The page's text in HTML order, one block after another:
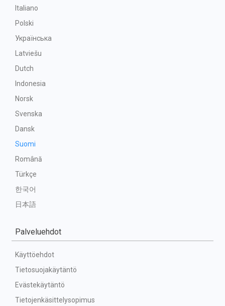
Italiano
Polski
Українська
Latviešu
Dutch
Indonesia
Norsk
Svenska
Dansk
Suomi
Română
Türkçe
한국어
日本語
Palveluehdot
Käyttöehdot
Tietosuojakäytäntö
Evästekäytäntö
Tietojenkäsittelysopimus